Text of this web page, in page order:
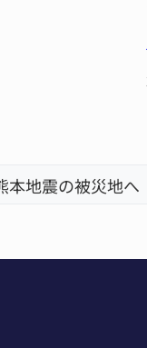
本地震の被災地